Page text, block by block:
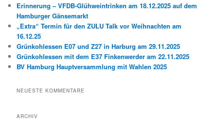
n
Erinnerung – VFDB-Glühweintrinken am 18.12.2025 auf dem
Hamburger Gänsemarkt
„Extra“ Termin für den ZULU Talk vor Weihnachten am
16.12.25
Grünkohlessen E07 und Z27 in Harburg am 29.11.2025
Grünkohlessen mit dem E37 Finkenwerder am 22.11.2025
BV Hamburg Hauptversammlung mit Wahlen 2025
NEUESTE KOMMENTARE
ARCHIV